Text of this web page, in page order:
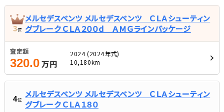
3位
メルセデスベンツ メルセデスベンツ ＣＬＡシューティン
グブレーク ＣＬＡ２００ｄ ＡＭＧラインパッケージ
査定額
320.0万円
2024 (2024年式)
10,180km
4位
メルセデスベンツ メルセデスベンツ ＣＬＡシューティン
グブレーク ＣＬＡ１８０